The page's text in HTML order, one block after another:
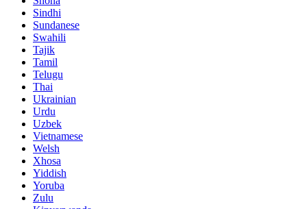
Sindhi
Sundanese
Swahili
Tajik
Tamil
Telugu
Thai
Ukrainian
Urdu
Uzbek
Vietnamese
Welsh
Xhosa
Yiddish
Yoruba
Zulu